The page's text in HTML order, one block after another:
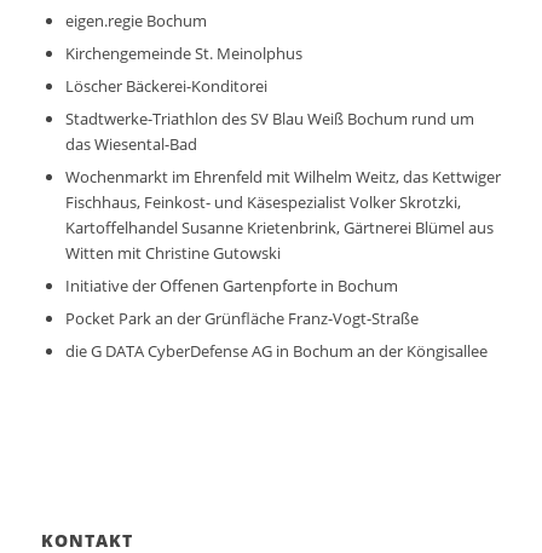
eigen.regie Bochum
Kirchengemeinde St. Meinolphus
Löscher Bäckerei-Konditorei
Stadtwerke-Triathlon des SV Blau Weiß Bochum rund um
das Wiesental-Bad
Wochenmarkt im Ehrenfeld mit Wilhelm Weitz, das Kettwiger
Fischhaus, Feinkost- und Käsespezialist Volker Skrotzki,
Kartoffelhandel Susanne Krietenbrink, Gärtnerei Blümel aus
Witten mit Christine Gutowski
Initiative der Offenen Gartenpforte in Bochum
Pocket Park an der Grünfläche Franz-Vogt-Straße
die G DATA CyberDefense AG in Bochum an der Köngisallee
KONTAKT